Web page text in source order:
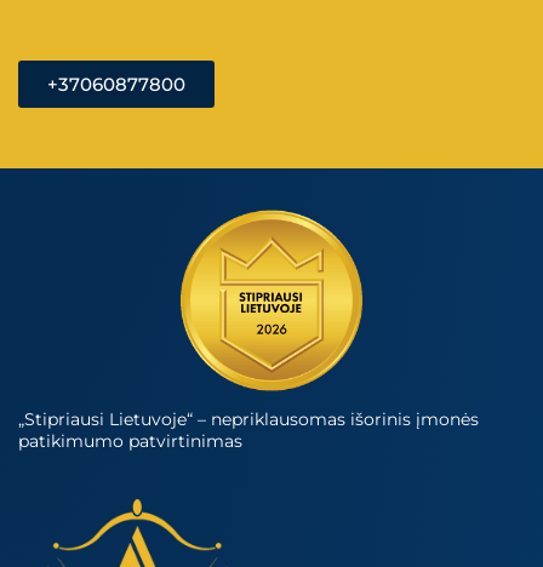
+37060877800
„Stipriausi Lietuvoje“ – nepriklausomas išorinis įmonės
patikimumo patvirtinimas